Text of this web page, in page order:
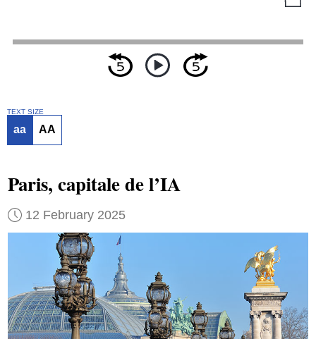
TEXT SIZE
aa AA
Paris, capitale de l’IA
12 February 2025